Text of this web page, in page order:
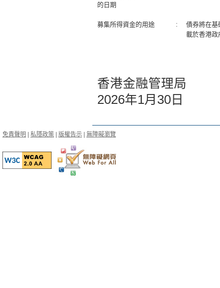
的日期
募集所得資金的用途 :
債券將在基
載於香港政
香港金融管理局
2026年1月30日
免責聲明 私隱政策 版權告示 無障礙瀏覽